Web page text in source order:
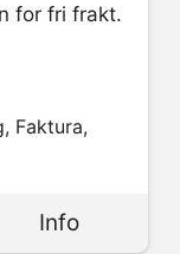
for fri frakt.
Info